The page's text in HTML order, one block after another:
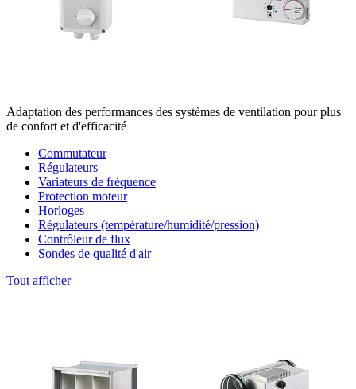
Adaptation des performances des systèmes de ventilation pour plus
de confort et d'efficacité
Commutateur
Régulateurs
Variateurs de fréquence
Protection moteur
Horloges
Régulateurs (température/humidité/pression)
Contrôleur de flux
Sondes de qualité d'air
Tout afficher